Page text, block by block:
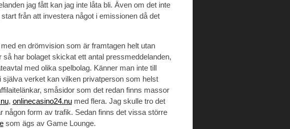
jag fått kan jag inte låta bli. Även om det inte
från att investera något i emissionen då det
en drömvision som är framtagen helt utan
har bolaget skickat ett antal pressmeddelanden,
med olika spelbolag. Känner man inte till
verket kan vilken privatperson som helst
småsidor som det redan finns massor
, onlinecasino24.numed flera. Jag skulle tro det
någon form av trafik. Sedan finns det vissa större
som ägs av Game Lounge.